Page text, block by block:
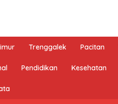
Trenggalek Pacitan
Pendidikan Kesehatan